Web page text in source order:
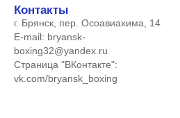
Контакты
г. Брянск, пер. Осоавиахима, 14
E-mail: bryansk-
boxing32@yandex.ru
Страница "ВКонтакте":
vk.com/bryansk_boxing